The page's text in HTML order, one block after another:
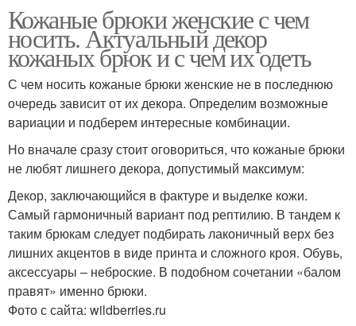
Кожаные брюки женские с чем
носить. Актуальный декор
кожаных брюк и с чем их одеть
С чем носить кожаные брюки женские не в последнюю
очередь зависит от их декора. Определим возможные
вариации и подберем интересные комбинации.
Но вначале сразу стоит оговориться, что кожаные брюки
не любят лишнего декора, допустимый максимум:
Декор, заключающийся в фактуре и выделке кожи.
Самый гармоничный вариант под рептилию. В тандем к
таким брюкам следует подбирать лаконичный верх без
лишних акцентов в виде принта и сложного кроя. Обувь,
аксессуары – неброские. В подобном сочетании «балом
правят» именно брюки.
Фото с сайта: wildberries.ru